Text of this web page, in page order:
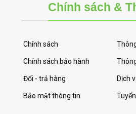
Chính sách &
Chính sách
Chính sách bảo hành
Đổi - trả hàng
Bảo mật thông tin
Dịch